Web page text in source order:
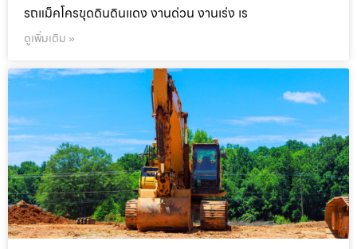
รถแม็คโครขุดดินดินแดง งานด่วน งานเร่ง เร
ดูเพิ่มเติม »